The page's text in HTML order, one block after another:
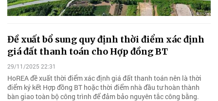
Đề xuất bổ sung quy định thời điểm xác định
giá đất thanh toán cho Hợp đồng BT
29/11/2025 22:31
HoREA đề xuất thời điểm xác định giá đất thanh toán nên là thời
điểm ký kết Hợp đồng BT hoặc thời điểm nhà đầu tư hoàn thành
bàn giao toàn bộ công trình để đảm bảo nguyên tắc công bằng.